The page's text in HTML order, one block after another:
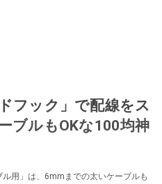
フック」で配線をス
ブルもOKな100均神
用」は、6mmまでの太いケーブルも